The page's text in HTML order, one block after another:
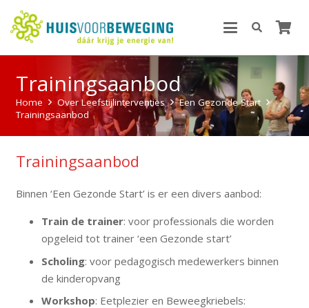
Trainingsaanbod
Home Over Leefstijlinterventies
Een Gezonde Start
Trainingsaanbod
Trainingsaanbod
Binnen ‘Een Gezonde Start’ is er een divers aanbod:
Train de trainer: voor professionals die worden
opgeleid tot trainer ‘een Gezonde start’
Scholing: voor pedagogisch medewerkers binnen
de kinderopvang
Workshop: Eetplezier en Beweegkriebels: